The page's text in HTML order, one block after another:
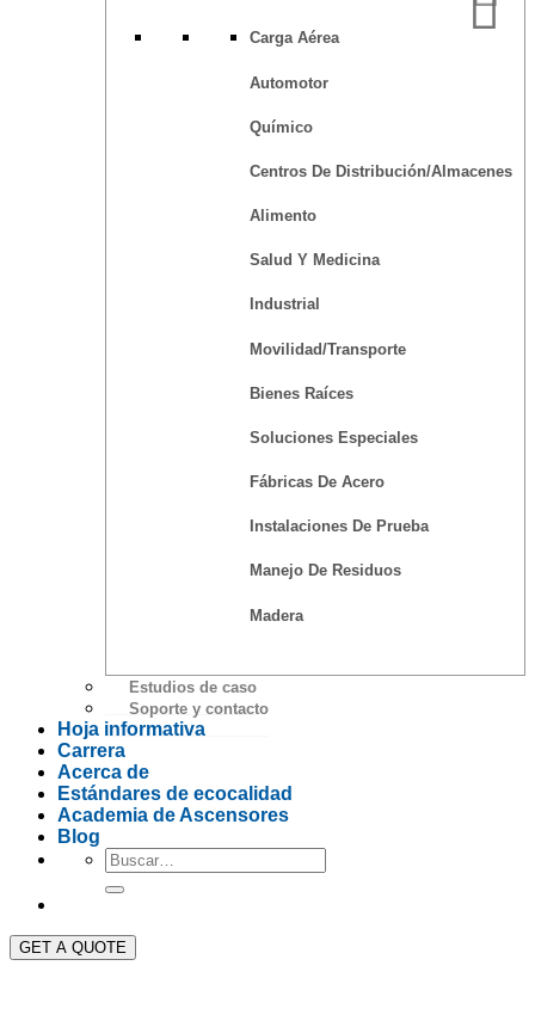
Carga Aérea
Automotor
Químico
Centros De Distribución/Almacenes
Alimento
Salud Y Medicina
Industrial
Movilidad/Transporte
Bienes Raíces
Soluciones Especiales
Fábricas De Acero
Instalaciones De Prueba
Manejo De Residuos
Madera
Estudios de caso
Soporte y contacto
Hoja informativa
Carrera
Acerca de
Estándares de ecocalidad
Academia de Ascensores
Blog
GET A QUOTE